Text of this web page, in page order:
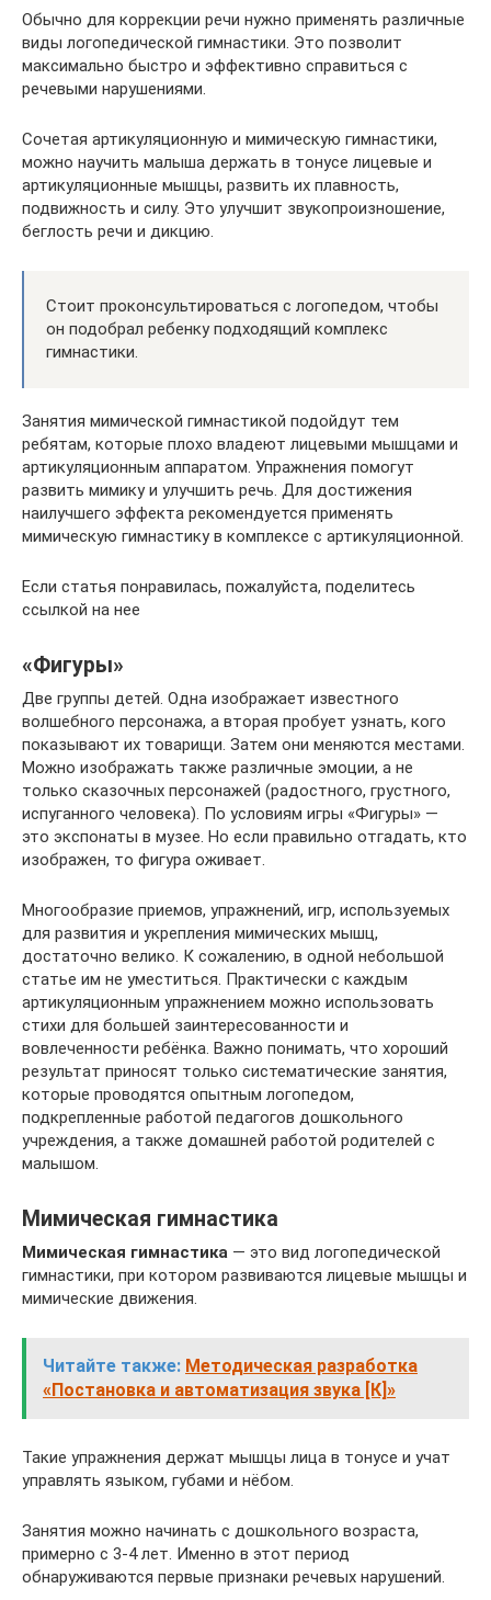
Обычно для коррекции речи нужно применять различные
виды логопедической гимнастики. Это позволит
максимально быстро и эффективно справиться с
речевыми нарушениями.
Сочетая артикуляционную и мимическую гимнастики,
можно научить малыша держать в тонусе лицевые и
артикуляционные мышцы, развить их плавность,
подвижность и силу. Это улучшит звукопроизношение,
беглость речи и дикцию.
Стоит проконсультироваться с логопедом, чтобы
он подобрал ребенку подходящий комплекс
гимнастики.
Занятия мимической гимнастикой подойдут тем
ребятам, которые плохо владеют лицевыми мышцами и
артикуляционным аппаратом. Упражнения помогут
развить мимику и улучшить речь. Для достижения
наилучшего эффекта рекомендуется применять
мимическую гимнастику в комплексе с артикуляционной.
Если статья понравилась, пожалуйста, поделитесь
ссылкой на нее
«Фигуры»
Две группы детей. Одна изображает известного
волшебного персонажа, а вторая пробует узнать, кого
показывают их товарищи. Затем они меняются местами.
Можно изображать также различные эмоции, а не
только сказочных персонажей (радостного, грустного,
испуганного человека). По условиям игры «Фигуры» —
это экспонаты в музее. Но если правильно отгадать, кто
изображен, то фигура оживает.
Многообразие приемов, упражнений, игр, используемых
для развития и укрепления мимических мышц,
достаточно велико. К сожалению, в одной небольшой
статье им не уместиться. Практически с каждым
артикуляционным упражнением можно использовать
стихи для большей заинтересованности и
вовлеченности ребёнка. Важно понимать, что хороший
результат приносят только систематические занятия,
которые проводятся опытным логопедом,
подкрепленные работой педагогов дошкольного
учреждения, а также домашней работой родителей с
малышом.
Мимическая гимнастика
Мимическая гимнастика — это вид логопедической
гимнастики, при котором развиваются лицевые мышцы и
мимические движения.
Читайте также: Методическая разработка
«Постановка и автоматизация звука [К]»
Такие упражнения держат мышцы лица в тонусе и учат
управлять языком, губами и нёбом.
Занятия можно начинать с дошкольного возраста,
примерно с 3-4 лет. Именно в этот период
обнаруживаются первые признаки речевых нарушений.